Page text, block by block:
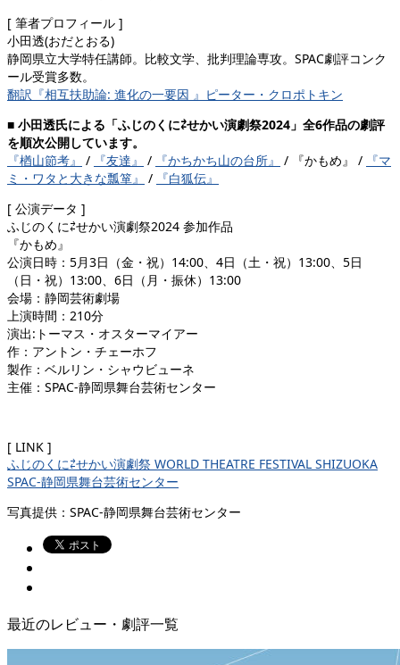
[ 筆者プロフィール ]
小田透(おだとおる)
静岡県立大学特任講師。比較文学、批判理論専攻。SPAC劇評コンク
ール受賞多数。
翻訳『相互扶助論: 進化の一要因 』ピーター・クロポトキン
■ 小田透氏による「ふじのくに⇄せかい演劇祭2024」全6作品の劇評
を順次公開しています。
『楢山節考』
/ 『友達』 / 『かちかち山の台所』 / 『かもめ』 /
『マ
ミ・ワタと大きな瓢箪』
/
『白狐伝』
[ 公演データ ]
ふじのくに⇄せかい演劇祭2024 参加作品
『かもめ』
公演日時：5月3日（金・祝）14:00、4日（土・祝）13:00、5日
（日・祝）13:00、6日（月・振休）13:00
会場：静岡芸術劇場
上演時間：210分
演出:トーマス・オスターマイアー
作：アントン・チェーホフ
製作：ベルリン・シャウビューネ
主催：SPAC-静岡県舞台芸術センター
[ LINK ]
ふじのくに⇄せかい演劇祭 WORLD THEATRE FESTIVAL SHIZUOKA
SPAC-静岡県舞台芸術センター
写真提供：SPAC-静岡県舞台芸術センター
最近のレビュー・劇評一覧